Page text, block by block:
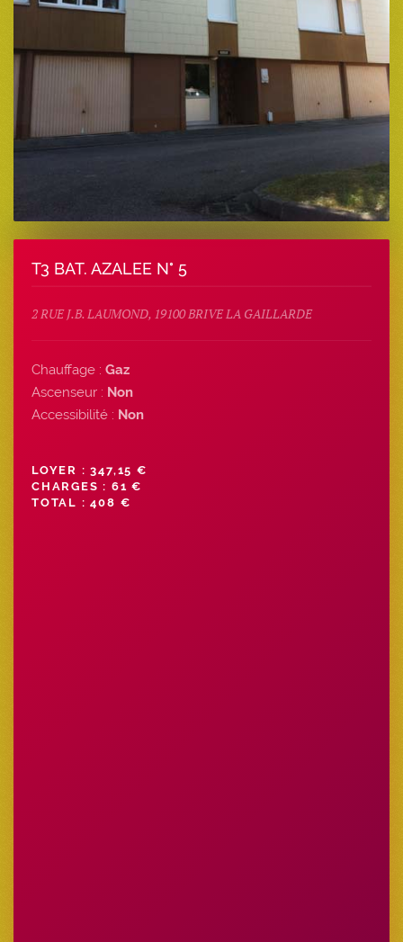
T3 BAT. AZALEE N° 5
2 RUE J.B. LAUMOND, 19100 BRIVE LA GAILLARDE
Chauffage : Gaz
Ascenseur : Non
Accessibilité : Non
LOYER : 347,15 €
CHARGES : 61 €
TOTAL : 408 €